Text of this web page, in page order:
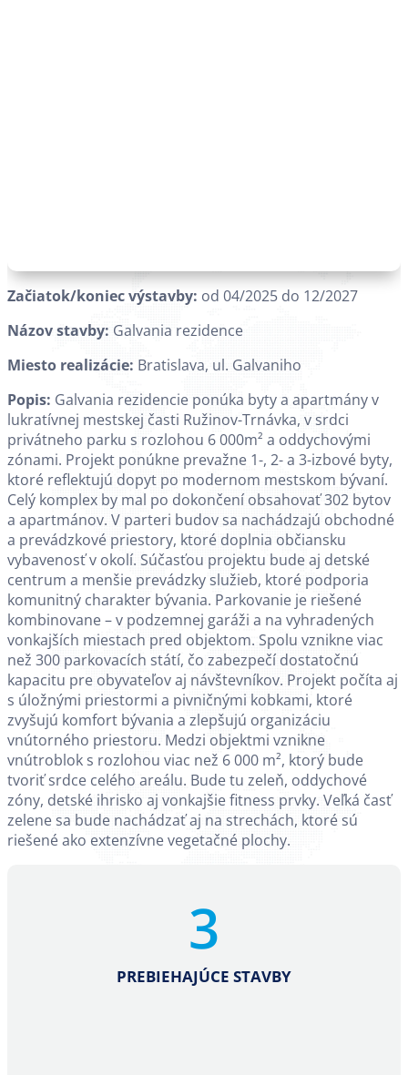
Začiatok/koniec výstavby: od 04/2025 do 12/2027
Názov stavby: Galvania rezidence
Miesto realizácie: Bratislava, ul. Galvaniho
Popis: Galvania rezidencie ponúka byty a apartmány v
lukratívnej mestskej časti Ružinov-Trnávka, v srdci
privátneho parku s rozlohou 6 000m² a oddychovými
zónami. Projekt ponúkne prevažne 1-, 2- a 3-izbové byty,
ktoré reflektujú dopyt po modernom mestskom bývaní.
Celý komplex by mal po dokončení obsahovať 302 bytov
a apartmánov. V parteri budov sa nachádzajú obchodné
a prevádzkové priestory, ktoré doplnia občiansku
vybavenosť v okolí. Súčasťou projektu bude aj detské
centrum a menšie prevádzky služieb, ktoré podporia
komunitný charakter bývania. Parkovanie je riešené
kombinovane – v podzemnej garáži a na vyhradených
vonkajších miestach pred objektom. Spolu vznikne viac
než 300 parkovacích státí, čo zabezpečí dostatočnú
kapacitu pre obyvateľov aj návštevníkov. Projekt počíta aj
s úložnými priestormi a pivničnými kobkami, ktoré
zvyšujú komfort bývania a zlepšujú organizáciu
vnútorného priestoru. Medzi objektmi vznikne
vnútroblok s rozlohou viac než 6 000 m², ktorý bude
tvoriť srdce celého areálu. Bude tu zeleň, oddychové
zóny, detské ihrisko aj vonkajšie fitness prvky. Veľká časť
zelene sa bude nachádzať aj na strechách, ktoré sú
riešené ako extenzívne vegetačné plochy.
3
PREBIEHAJÚCE STAVBY